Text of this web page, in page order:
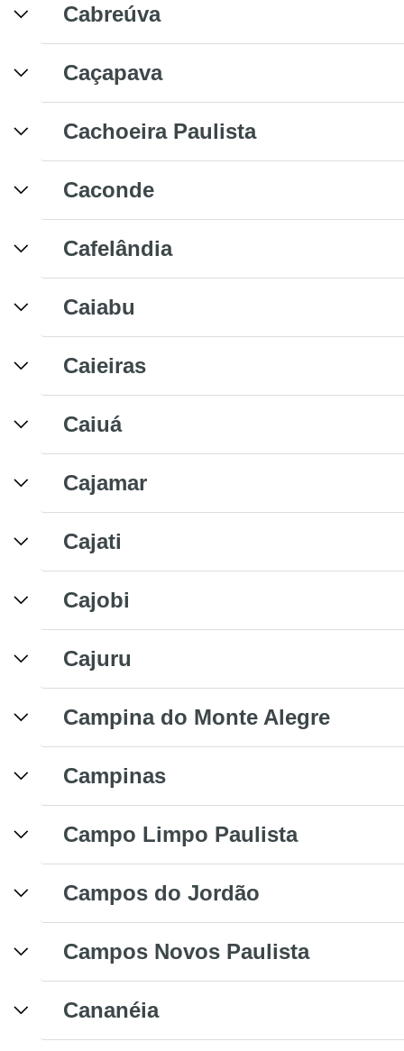
Cabreúva
Caçapava
Cachoeira Paulista
Caconde
Cafelândia
Caiabu
Caieiras
Caiuá
Cajamar
Cajati
Cajobi
Cajuru
Campina do Monte Alegre
Campinas
Campo Limpo Paulista
Campos do Jordão
Campos Novos Paulista
Cananéia